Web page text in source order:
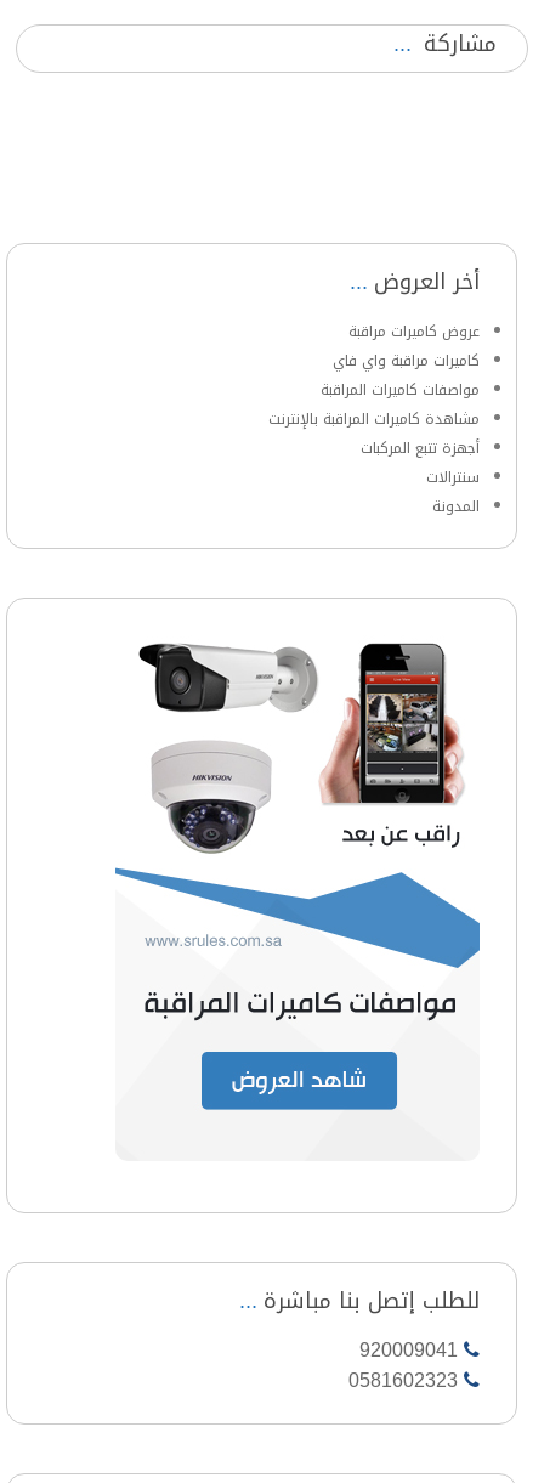
مشاركة
أخر العروض
عروض كاميرات مراقبة
كاميرات مراقبة واي فاي
مواصفات كاميرات المراقبة
مشاهدة كاميرات المراقبة بالإنترنت
أجهزة تتبع المركبات
سنترالات
المدونة
للطلب إتصل بنا مباشرة
920009041
0581602323